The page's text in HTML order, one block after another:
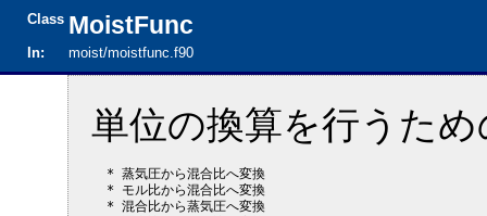
Class MoistFunc
In: moist/moistfunc.f90
単位の換算を行うた
  * 蒸気圧から混合比へ変換
  * モル比から混合比へ変換
  * 混合比から蒸気圧へ変換